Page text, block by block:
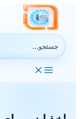
جستجوی: